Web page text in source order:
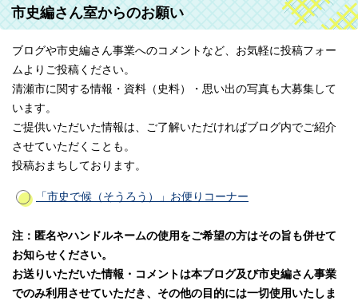
市史編さん室からのお願い
ブログや市史編さん事業へのコメントなど、お気軽に投稿フォー
ムよりご投稿ください。
清瀬市に関する情報・資料（史料）・思い出の写真も大募集して
います。
ご提供いただいた情報は、ご了解いただければブログ内でご紹介
させていただくことも。
投稿おまちしております。
「市史で候（そうろう）」お便りコーナー
注：匿名やハンドルネームの使用をご希望の方はその旨も併せて
お知らせください。
お送りいただいた情報・コメントは本ブログ及び市史編さん事業
でのみ利用させていただき、その他の目的には一切使用いたしま